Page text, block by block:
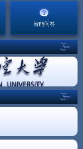
智能问答